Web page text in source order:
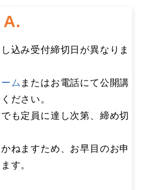
A.
込み受付締切日が異なりま
ム またはお電話にて公開講
ださい。
も定員に達し次第、締め切
ねますため、お早目のお申
す。